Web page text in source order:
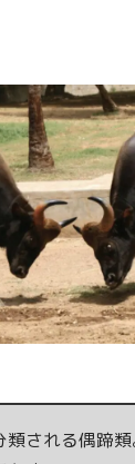
類される偶蹄